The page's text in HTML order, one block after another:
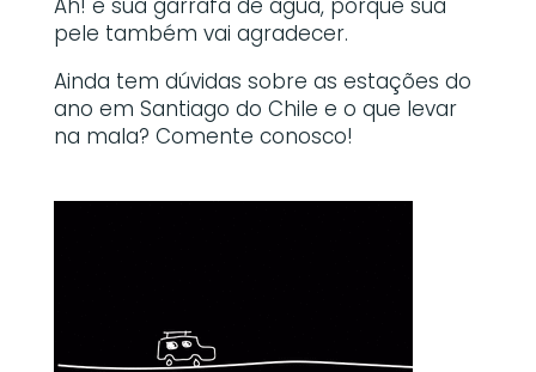
Ah! e sua garrafa de água, porque sua
pele também vai agradecer.
Ainda tem dúvidas sobre as estações do
ano em Santiago do Chile e o que levar
na mala? Comente conosco!